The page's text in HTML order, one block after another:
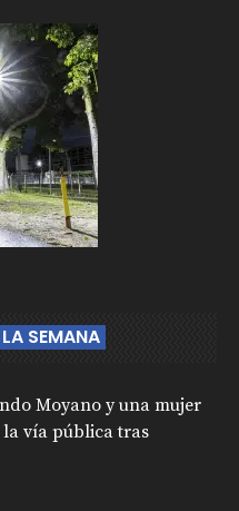
SEMANA
Moyano y una mujer
vía pública tras